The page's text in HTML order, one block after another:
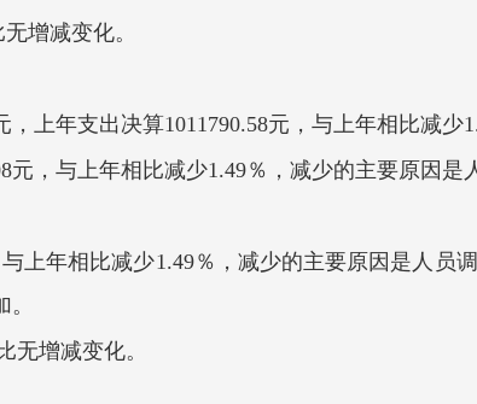
增减变化。
，上年支出决算1011790.58元，与上年相比减
元，与上年相比减少1.49％，减少的
与上年相比减少1.49％，减少的主要原因是人员
无增减变化。